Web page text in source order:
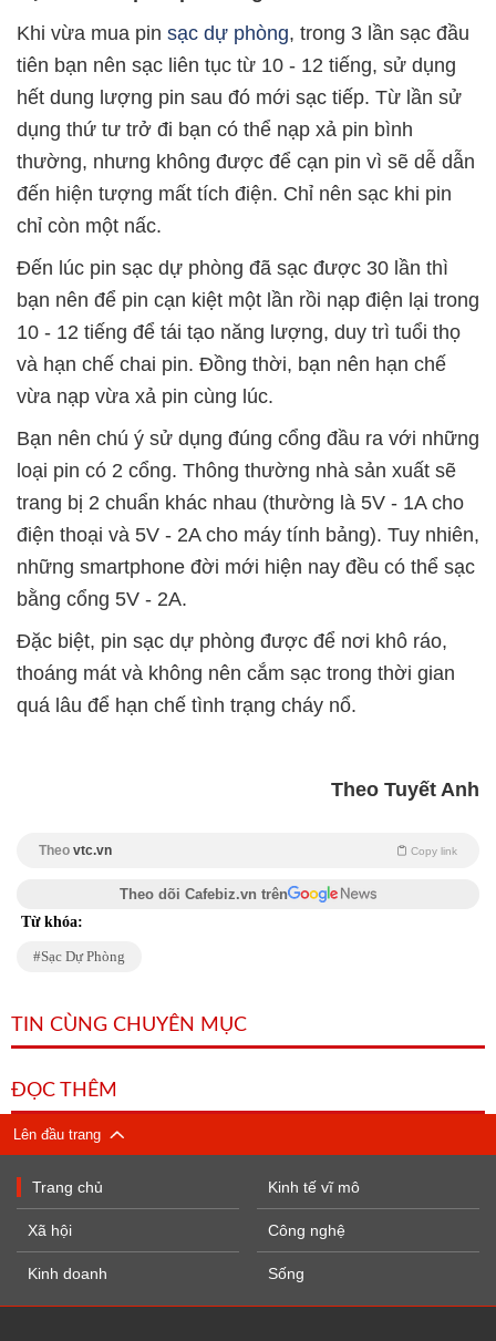
Khi vừa mua pin sạc dự phòng, trong 3 lần sạc đầu
tiên bạn nên sạc liên tục từ 10 - 12 tiếng, sử dụng
hết dung lượng pin sau đó mới sạc tiếp. Từ lần sử
dụng thứ tư trở đi bạn có thể nạp xả pin bình
thường, nhưng không được để cạn pin vì sẽ dễ dẫn
đến hiện tượng mất tích điện. Chỉ nên sạc khi pin
chỉ còn một nấc.
Đến lúc pin sạc dự phòng đã sạc được 30 lần thì
bạn nên để pin cạn kiệt một lần rồi nạp điện lại trong
10 - 12 tiếng để tái tạo năng lượng, duy trì tuổi thọ
và hạn chế chai pin. Đồng thời, bạn nên hạn chế
vừa nạp vừa xả pin cùng lúc.
Bạn nên chú ý sử dụng đúng cổng đầu ra với những
loại pin có 2 cổng. Thông thường nhà sản xuất sẽ
trang bị 2 chuẩn khác nhau (thường là 5V - 1A cho
điện thoại và 5V - 2A cho máy tính bảng). Tuy nhiên,
những smartphone đời mới hiện nay đều có thể sạc
bằng cổng 5V - 2A.
Đặc biệt, pin sạc dự phòng được để nơi khô ráo,
thoáng mát và không nên cắm sạc trong thời gian
quá lâu để hạn chế tình trạng cháy nổ.
Theo Tuyết Anh
Theo vtc.vn Copy link
Theo dõi Cafebiz.vn trên
Từ khóa:
Sạc Dự Phòng
TIN CÙNG CHUYÊN MỤC
ĐỌC THÊM
Lên đầu trang
Trang chủ
Xã hội
Kinh doanh
Kinh tế vĩ mô
Công nghệ
Sống